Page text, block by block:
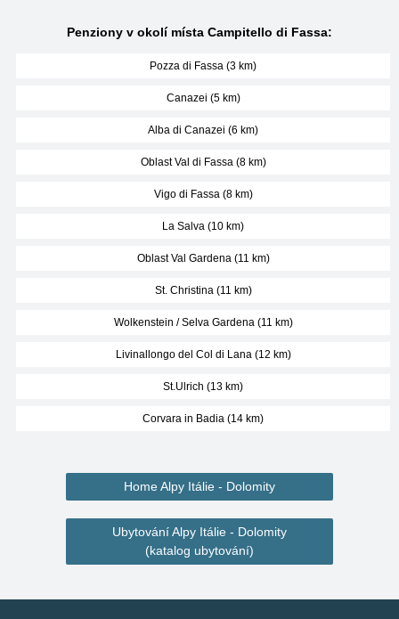
Penziony v okolí místa Campitello di Fassa:
Pozza di Fassa (3 km)
Canazei (5 km)
Alba di Canazei (6 km)
Oblast Val di Fassa (8 km)
Vigo di Fassa (8 km)
La Salva (10 km)
Oblast Val Gardena (11 km)
St. Christina (11 km)
Wolkenstein / Selva Gardena (11 km)
Livinallongo del Col di Lana (12 km)
St.Ulrich (13 km)
Corvara in Badia (14 km)
Home Alpy Itálie - Dolomity
Ubytování Alpy Itálie - Dolomity
(katalog ubytování)